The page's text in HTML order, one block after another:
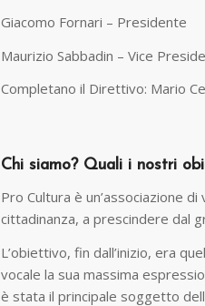
Giacomo Fornari – Presidente
Maurizio Sabbadin – Vice
Completano il Direttivo: Mario
Chi siamo? Quali i nostri
Pro Cultura è un’associazione
cittadinanza, a prescindere dal
L’obiettivo, fin dall’inizio, era
vocale la sua massima
è stata il principale soggetto